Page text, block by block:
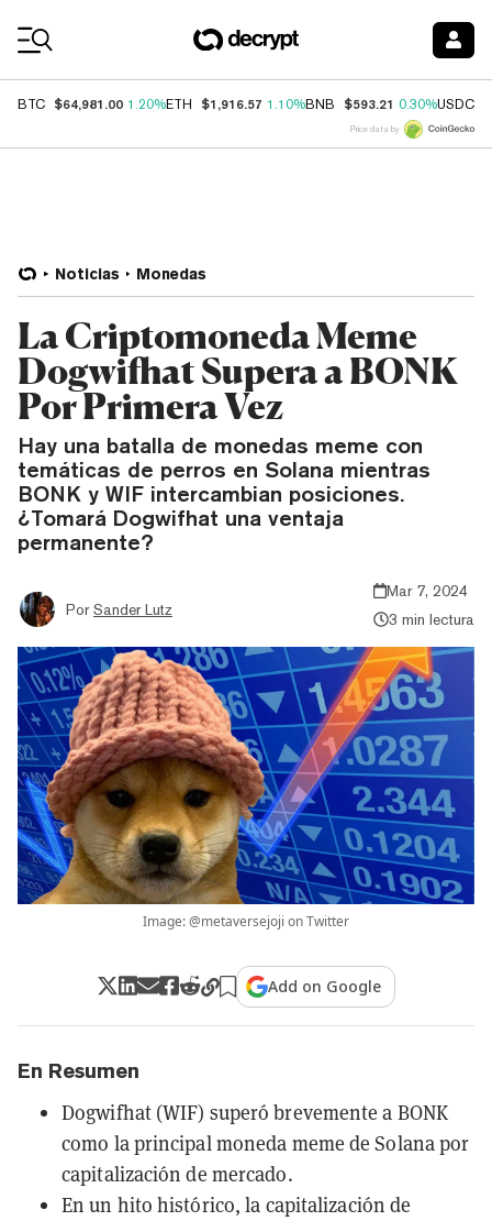
BTC $64,981.00 1.20%ETH $1,916.57 1.10%BNB $593.21 0.30%USDC
Price data by
Noticias Monedas
La Criptomoneda Meme
Dogwifhat Supera a BONK
Por Primera Vez
Hay una batalla de monedas meme con
temáticas de perros en Solana mientras
BONK y WIF intercambian posiciones.
¿Tomará Dogwifhat una ventaja
permanente?
Por Sander Lutz
Mar 7, 2024
3 min lectura
Image: @metaversejoji on Twitter
Add on Google
En Resumen
Dogwifhat (WIF) superó brevemente a BONK
como la principal moneda meme de Solana por
capitalización de mercado.
En un hito histórico, la capitalización de